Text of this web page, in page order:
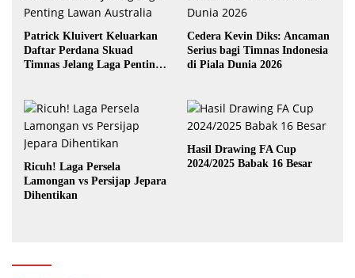
Patrick Kluivert Keluarkan
Daftar Perdana Skuad
Timnas Jelang Laga Penting
Cedera Kevin Diks: Ancaman
Serius bagi Timnas Indonesia
di Piala Dunia 2026
Ricuh! Laga Persela
Lamongan vs Persijap Jepara
Dihentikan
Hasil Drawing FA Cup
2024/2025 Babak 16 Besar